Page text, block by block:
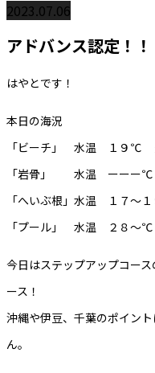
2023.07.06
アドバンス認定！！
はやとです！
本日の海況
「ビーチ」 水温 １９℃
「岩骨」 水温 ーーー℃
「へいぶ根」水温 １７～
「プール」 水温 ２８～
今日はステップアップコー
ース！
沖縄や伊豆、千葉のポイン
ん。